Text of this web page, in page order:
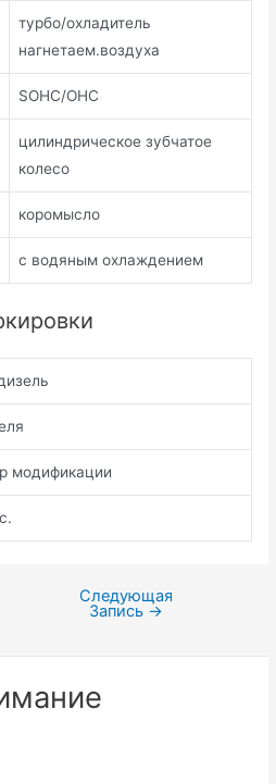
турбо/охладитель
нагнетаем.воздуха
SOHC/OHC
цилиндрическое зубчатое
колесо
коромысло
с водяным охлаждением
модификации
Следующая
Запись →